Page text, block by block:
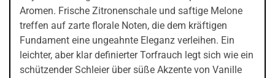
Aromen. Frische Zitronenschale und saftige Melone
treffen auf zarte florale Noten, die dem kräftigen
Fundament eine ungeahnte Eleganz verleihen. Ein
leichter, aber klar definierter Torfrauch legt sich wie ein
schützender Schleier über süße Akzente von Vanille